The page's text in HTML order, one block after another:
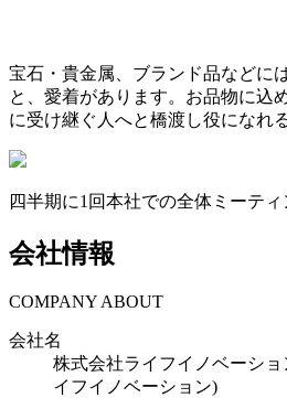
宝石・貴金属、ブランド品などに
と、愛着があります。お品物に込
に受け継ぐ人へと橋渡し役になれ
四半期に1回本社での全体ミーティ
会社情報
COMPANY ABOUT
会社名
株式会社ライフイノベーシ
イフイノベーション)